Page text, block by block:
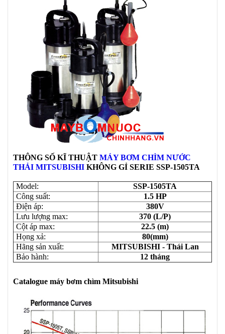
THÔNG SỐ KĨ THUẬT MÁY BƠM CHÌM NƯỚC
THẢI MITSUBISHI KHÔNG GỈ SERIE SSP-1505TA
Model:
SSP-1505TA
Công suất:
1.5 HP
Điện áp:
380V
Lưu lượng max:
370 (L/P)
Cột áp max:
22.5 (m)
Họng xả:
80(mm)
Hãng sản xuất:
MITSUBISHI - Thái Lan
Bảo hành:
12 tháng
Catalogue máy bơm chìm Mitsubishi